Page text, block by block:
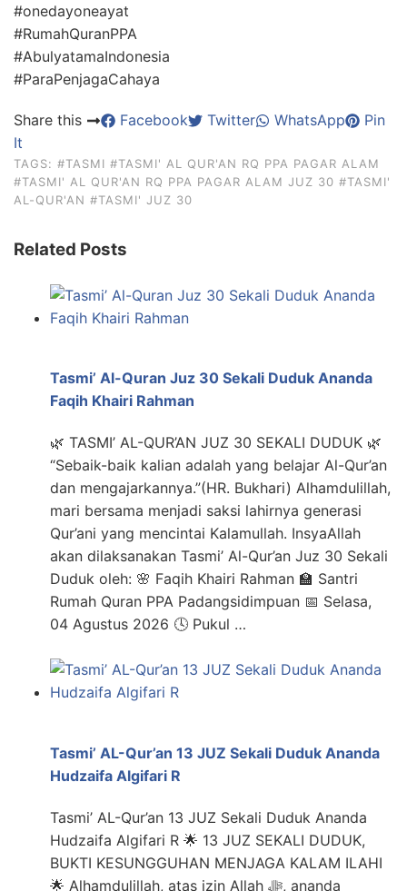
#onedayoneayat
#RumahQuranPPA
#AbulyatamaIndonesia
#ParaPenjagaCahaya
Share this Facebook Twitter WhatsApp
Pin
It
TAGS: #TASMI #TASMI' AL QUR'AN RQ PPA PAGAR ALAM
#TASMI' AL QUR'AN RQ PPA PAGAR ALAM JUZ 30 #TASMI'
AL-QUR'AN #TASMI' JUZ 30
Related Posts
Tasmi’ Al-Quran Juz 30 Sekali Duduk Ananda
Faqih Khairi Rahman
🌿 TASMI’ AL-QUR’AN JUZ 30 SEKALI DUDUK 🌿
“Sebaik-baik kalian adalah yang belajar Al-Qur’an
dan mengajarkannya.”(HR. Bukhari) Alhamdulillah,
mari bersama menjadi saksi lahirnya generasi
Qur’ani yang mencintai Kalamullah. InsyaAllah
akan dilaksanakan Tasmi’ Al-Qur’an Juz 30 Sekali
Duduk oleh: 🌸 Faqih Khairi Rahman 🏫 Santri
Rumah Quran PPA Padangsidimpuan 📅 Selasa,
04 Agustus 2026 🕓 Pukul …
Tasmi’ AL-Qur’an 13 JUZ Sekali Duduk Ananda
Hudzaifa Algifari R
Tasmi’ AL-Qur’an 13 JUZ Sekali Duduk Ananda
Hudzaifa Algifari R 🌟 13 JUZ SEKALI DUDUK,
BUKTI KESUNGGUHAN MENJAGA KALAM ILAHI
🌟 Alhamdulillah, atas izin Allah ﷻ, ananda